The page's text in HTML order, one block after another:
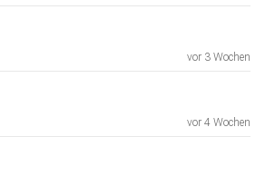
vor 3 Wochen
vor 4 Wochen